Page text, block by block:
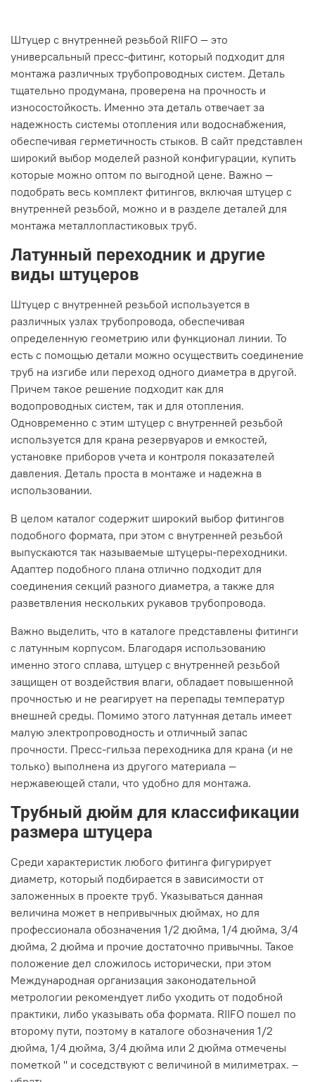
Штуцер с внутренней резьбой RIIFO — это
универсальный пресс-фитинг, который подходит для
монтажа различных трубопроводных систем. Деталь
тщательно продумана, проверена на прочность и
износостойкость. Именно эта деталь отвечает за
надежность системы отопления или водоснабжения,
обеспечивая герметичность стыков. В сайт представлен
широкий выбор моделей разной конфигурации, купить
которые можно оптом по выгодной цене. Важно —
подобрать весь комплект фитингов, включая штуцер с
внутренней резьбой, можно и в разделе деталей для
монтажа металлопластиковых труб.
Латунный переходник и другие
виды штуцеров
Штуцер с внутренней резьбой используется в
различных узлах трубопровода, обеспечивая
определенную геометрию или функционал линии. То
есть с помощью детали можно осуществить соединение
труб на изгибе или переход одного диаметра в другой.
Причем такое решение подходит как для
водопроводных систем, так и для отопления.
Одновременно с этим штуцер с внутренней резьбой
используется для крана резервуаров и емкостей,
установке приборов учета и контроля показателей
давления. Деталь проста в монтаже и надежна в
использовании.
В целом каталог содержит широкий выбор фитингов
подобного формата, при этом с внутренней резьбой
выпускаются так называемые штуцеры-переходники.
Адаптер подобного плана отлично подходит для
соединения секций разного диаметра, а также для
разветвления нескольких рукавов трубопровода.
Важно выделить, что в каталоге представлены фитинги
с латунным корпусом. Благодаря использованию
именно этого сплава, штуцер с внутренней резьбой
защищен от воздействия влаги, обладает повышенной
прочностью и не реагирует на перепады температур
внешней среды. Помимо этого латунная деталь имеет
малую электропроводность и отличный запас
прочности. Пресс-гильза переходника для крана (и не
только) выполнена из другого материала —
нержавеющей стали, что удобно для монтажа.
Трубный дюйм для классификации
размера штуцера
Среди характеристик любого фитинга фигурирует
диаметр, который подбирается в зависимости от
заложенных в проекте труб. Указываться данная
величина может в непривычных дюймах, но для
профессионала обозначения 1/2 дюйма, 1/4 дюйма, 3/4
дюйма, 2 дюйма и прочие достаточно привычны. Такое
положение дел сложилось исторически, при этом
Международная организация законодательной
метрологии рекомендует либо уходить от подобной
практики, либо указывать оба формата. RIIFO пошел по
второму пути, поэтому в каталоге обозначения 1/2
дюйма, 1/4 дюйма, 3/4 дюйма или 2 дюйма отмечены
пометкой '' и соседствуют с величиной в милиметрах. –